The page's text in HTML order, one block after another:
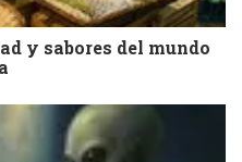
y sabores del mundo